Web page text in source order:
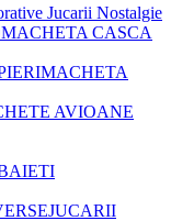
Jucarii Nostalgie
MACHETA CASCA
MACHETA
AVIOANE
JUCARII